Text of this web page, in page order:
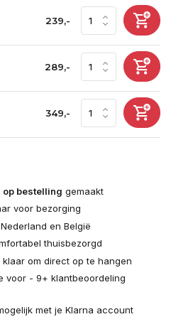
239,-
289,-
349,-
bestelling gemaakt
voor bezorging
en België
thuisbezorgd
klaar om direct op te hangen
voor - 9+ klantbeoordeling
met je Klarna account